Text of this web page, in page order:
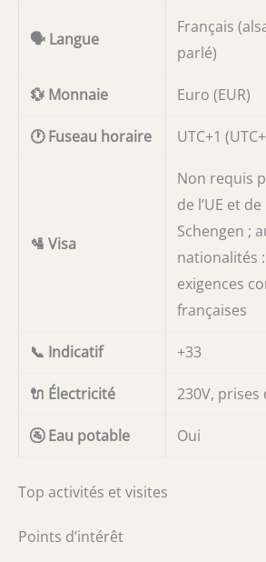
🗣️ Langue
Français
parlé)
💱 Monnaie Euro (EUR)
🕐 Fuseau horaire UTC+1
🛂 Visa
Non requis
de l’UE et de
Schengen ;
nationalités
exigences
françaises
📞 Indicatif +33
🔌 Électricité 230V, prises
🚰 Eau potable Oui
Top activités et visites
Points d’intérêt